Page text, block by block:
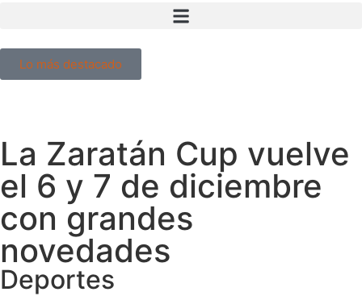
Lo más destacado
La Zaratán Cup vuelve
el 6 y 7 de diciembre
con grandes
novedades
Deportes